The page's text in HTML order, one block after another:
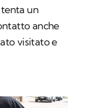
un
anche
visitato e